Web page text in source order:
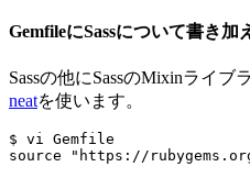
GemfileにSassについて書き加
Sassの他にSassのMixinライブ
neatを使います。
$ vi
Gemfile
source
"https://